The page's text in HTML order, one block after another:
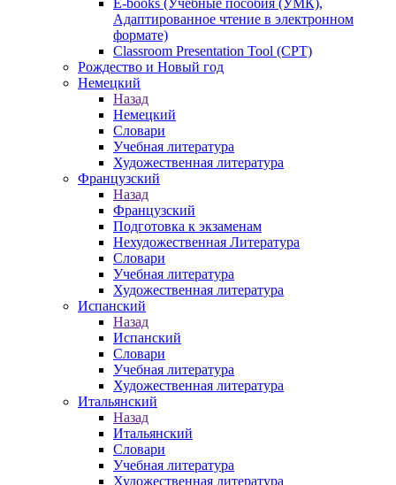
E-books (Учебные пособия (УМК),
Адаптированное чтение в электронном
формате)
Classroom Presentation Tool (CPT)
Рождество и Новый год
Немецкий
Назад
Немецкий
Словари
Учебная литература
Художественная литература
Французский
Назад
Французский
Подготовка к экзаменам
Нехудожественная Литература
Словари
Учебная литература
Художественная литература
Испанский
Назад
Испанский
Словари
Учебная литература
Художественная литература
Итальянский
Назад
Итальянский
Словари
Учебная литература
Художественная литература